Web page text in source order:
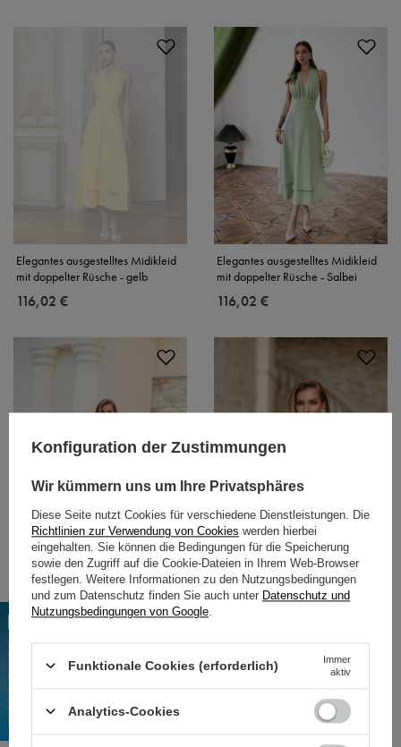
Elegantes ausgestelltes Midikleid
mit doppelter Rüsche - gelb
116,02 €
Elegantes ausgestelltes Midikleid
mit doppelter Rüsche - Salbei
116,02 €
Ausgestelltes Kleid mit offenen
Konfiguration der Zustimmungen
Wir kümmern uns um Ihre Privatsphäres
Diese Seite nutzt Cookies für verschiedene Dienstleistungen. Die
Richtlinien zur Verwendung von Cookies werden hierbei
eingehalten. Sie können die Bedingungen für die Speicherung
sowie den Zugriff auf die Cookie-Dateien in Ihrem Web-Browser
festlegen. Weitere Informationen zu den Nutzungsbedingungen
und zum Datenschutz finden Sie auch unter Datenschutz und
Nutzungsbedingungen von Google
Funktionale Cookies (erforderlich)
Immer
aktiv
Analytics-Cookies